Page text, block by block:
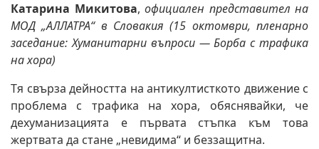
Катарина Микитова, официален представител на
МОД „АЛЛАТРА“ в Словакия (15 октомври, пленарно
заседание: Хуманитарни въпроси — Борба с трафика
на хора)
Тя свърза дейността на антикултисткото движение с
проблема с трафика на хора, обяснявайки, че
дехуманизацията е първата стъпка към това
жертвата да стане „невидима“ и беззащитна.